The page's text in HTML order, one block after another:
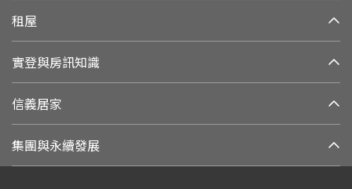
租屋
實登與房訊知識
信義居家
集團與永續發展